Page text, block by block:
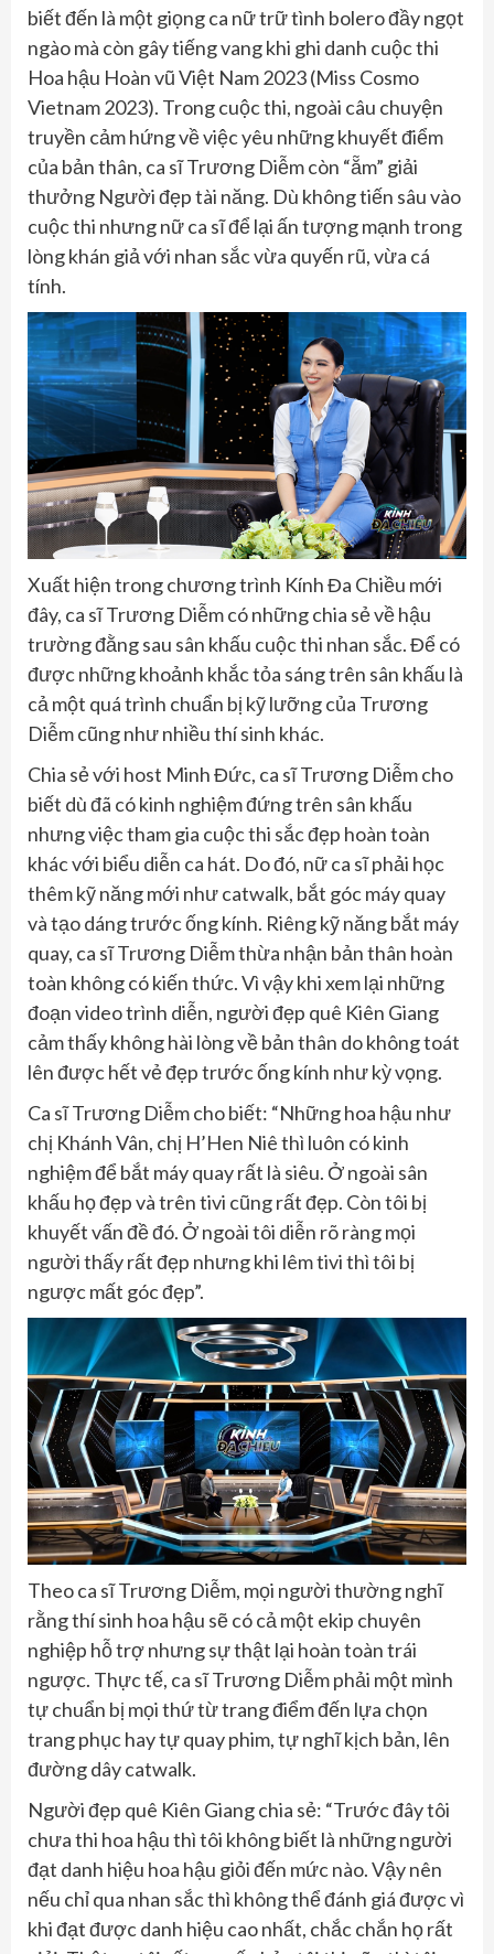
biết đến là một giọng ca nữ trữ tình bolero đầy ngọt
ngào mà còn gây tiếng vang khi ghi danh cuộc thi
Hoa hậu Hoàn vũ Việt Nam 2023 (Miss Cosmo
Vietnam 2023). Trong cuộc thi, ngoài câu chuyện
truyền cảm hứng về việc yêu những khuyết điểm
của bản thân, ca sĩ Trương Diễm còn “ẵm” giải
thưởng Người đẹp tài năng. Dù không tiến sâu vào
cuộc thi nhưng nữ ca sĩ để lại ấn tượng mạnh trong
lòng khán giả với nhan sắc vừa quyến rũ, vừa cá
tính.
Xuất hiện trong chương trình Kính Đa Chiều mới
đây, ca sĩ Trương Diễm có những chia sẻ về hậu
trường đằng sau sân khấu cuộc thi nhan sắc. Để có
được những khoảnh khắc tỏa sáng trên sân khấu là
cả một quá trình chuẩn bị kỹ lưỡng của Trương
Diễm cũng như nhiều thí sinh khác.
Chia sẻ với host Minh Đức, ca sĩ Trương Diễm cho
biết dù đã có kinh nghiệm đứng trên sân khấu
nhưng việc tham gia cuộc thi sắc đẹp hoàn toàn
khác với biểu diễn ca hát. Do đó, nữ ca sĩ phải học
thêm kỹ năng mới như catwalk, bắt góc máy quay
và tạo dáng trước ống kính. Riêng kỹ năng bắt máy
quay, ca sĩ Trương Diễm thừa nhận bản thân hoàn
toàn không có kiến thức. Vì vậy khi xem lại những
đoạn video trình diễn, người đẹp quê Kiên Giang
cảm thấy không hài lòng về bản thân do không toát
lên được hết vẻ đẹp trước ống kính như kỳ vọng.
Ca sĩ Trương Diễm cho biết: “Những hoa hậu như
chị Khánh Vân, chị H’Hen Niê thì luôn có kinh
nghiệm để bắt máy quay rất là siêu. Ở ngoài sân
khấu họ đẹp và trên tivi cũng rất đẹp. Còn tôi bị
khuyết vấn đề đó. Ở ngoài tôi diễn rõ ràng mọi
người thấy rất đẹp nhưng khi lêm tivi thì tôi bị
ngược mất góc đẹp”.
Theo ca sĩ Trương Diễm, mọi người thường nghĩ
rằng thí sinh hoa hậu sẽ có cả một ekip chuyên
nghiệp hỗ trợ nhưng sự thật lại hoàn toàn trái
ngược. Thực tế, ca sĩ Trương Diễm phải một mình
tự chuẩn bị mọi thứ từ trang điểm đến lựa chọn
trang phục hay tự quay phim, tự nghĩ kịch bản, lên
đường dây catwalk.
Người đẹp quê Kiên Giang chia sẻ: “Trước đây tôi
chưa thi hoa hậu thì tôi không biết là những người
đạt danh hiệu hoa hậu giỏi đến mức nào. Vậy nên
nếu chỉ qua nhan sắc thì không thể đánh giá được vì
khi đạt được danh hiệu cao nhất, chắc chắn họ rất